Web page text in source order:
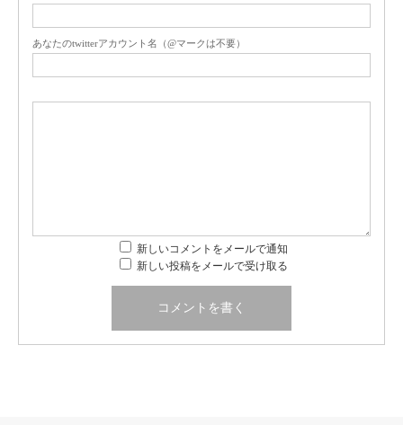
あなたのtwitterアカウント名（@マークは不要）
新しいコメントをメールで通知
新しい投稿をメールで受け取る